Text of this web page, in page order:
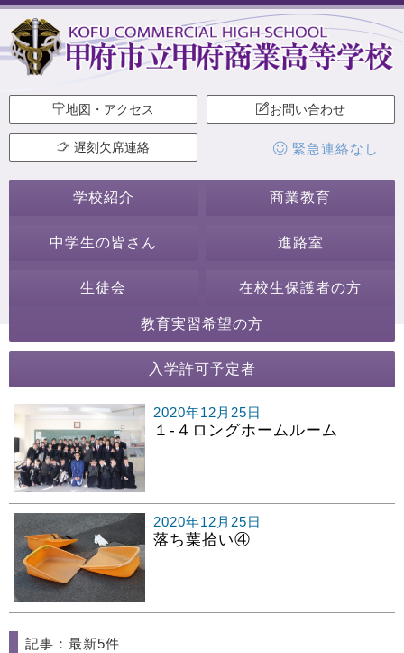
地図・アクセス お問い合わせ
遅刻欠席連絡 緊急連絡なし
学校紹介 商業教育
中学生の皆さん 進路室
生徒会 在校生保護者の方
教育実習希望の方
入学許可予定者
2020年12月25日
１-４ロングホームルーム
2020年12月25日
落ち葉拾い④
記事：最新5件